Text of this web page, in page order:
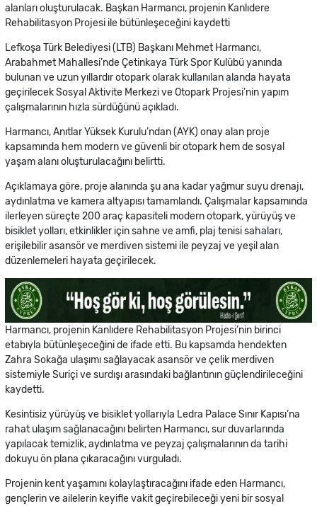
alanları oluşturulacak. Başkan Harmancı, projenin Kanlıdere
Rehabilitasyon Projesi ile bütünleşeceğini kaydetti
Lefkoşa Türk Belediyesi (LTB) Başkanı Mehmet Harmancı,
Arabahmet Mahallesi’nde Çetinkaya Türk Spor Kulübü yanında
bulunan ve uzun yıllardır otopark olarak kullanılan alanda hayata
geçirilecek Sosyal Aktivite Merkezi ve Otopark Projesi’nin yapım
çalışmalarının hızla sürdüğünü açıkladı.
Harmancı, Anıtlar Yüksek Kurulu’ndan (AYK) onay alan proje
kapsamında hem modern ve güvenli bir otopark hem de sosyal
yaşam alanı oluşturulacağını belirtti.
Açıklamaya göre, proje alanında şu ana kadar yağmur suyu drenajı,
aydınlatma ve kamera altyapısı tamamlandı. Çalışmalar kapsamında
ilerleyen süreçte 200 araç kapasiteli modern otopark, yürüyüş ve
bisiklet yolları, etkinlikler için sahne ve amfi, plaj tenisi sahaları,
erişilebilir asansör ve merdiven sistemi ile peyzaj ve yeşil alan
düzenlemeleri hayata geçirilecek.
Harmancı, projenin Kanlıdere Rehabilitasyon Projesi’nin birinci
etabıyla bütünleşeceğini de ifade etti. Bu kapsamda hendekten
Zahra Sokağa ulaşımı sağlayacak asansör ve çelik merdiven
sistemiyle Suriçi ve surdışı arasındaki bağlantının güçlendirileceğini
kaydetti.
Kesintisiz yürüyüş ve bisiklet yollarıyla Ledra Palace Sınır Kapısı’na
rahat ulaşım sağlanacağını belirten Harmancı, sur duvarlarında
yapılacak temizlik, aydınlatma ve peyzaj çalışmalarının da tarihi
dokuyu ön plana çıkaracağını vurguladı.
Projenin kent yaşamını kolaylaştıracağını ifade eden Harmancı,
gençlerin ve ailelerin keyifle vakit geçirebileceği yeni bir sosyal